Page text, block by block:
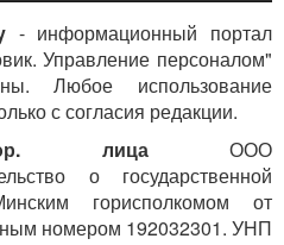
- информационный портал
Управление персоналом"
Любое использование
с согласия редакции.
юр. лицаООО
о государственной
горисполкомом от
номером 192032301. УНП